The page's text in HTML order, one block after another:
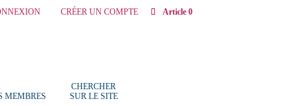
CRÉER UN COMPTE Article 0
MEMBRES
CHERCHER
SUR LE SITE